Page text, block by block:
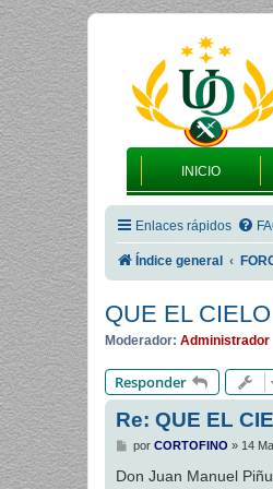
INICIO
Enlaces rápidos
Índice general
QUE EL
Moderador: Administrador
Responder
Re: QUE EL
M
n
por CORTOFINO » 14
Don Juan Manuel